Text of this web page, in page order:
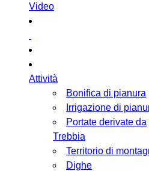
Video
Attività
Bonifica di pianura
Irrigazione di
Portate derivate da
Trebbia
Territorio di
Dighe